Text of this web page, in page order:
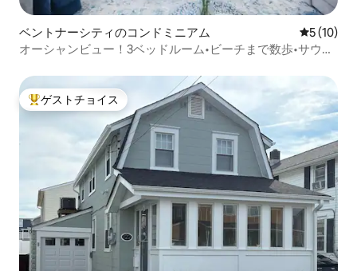
ベントナーシティのコンドミニアム レビュー
5 (10)
オーシャンビュー！3ベッドルーム•ビーチまで数歩•サウナ
大好評のゲストチョイスです。
ゲストチョイス